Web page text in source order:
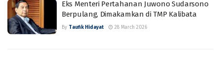
Eks Menteri Pertahanan Juwono Sudarsono
Berpulang, Dimakamkan di TMP Kalibata
By Taufik Hidayat 28 March 2026